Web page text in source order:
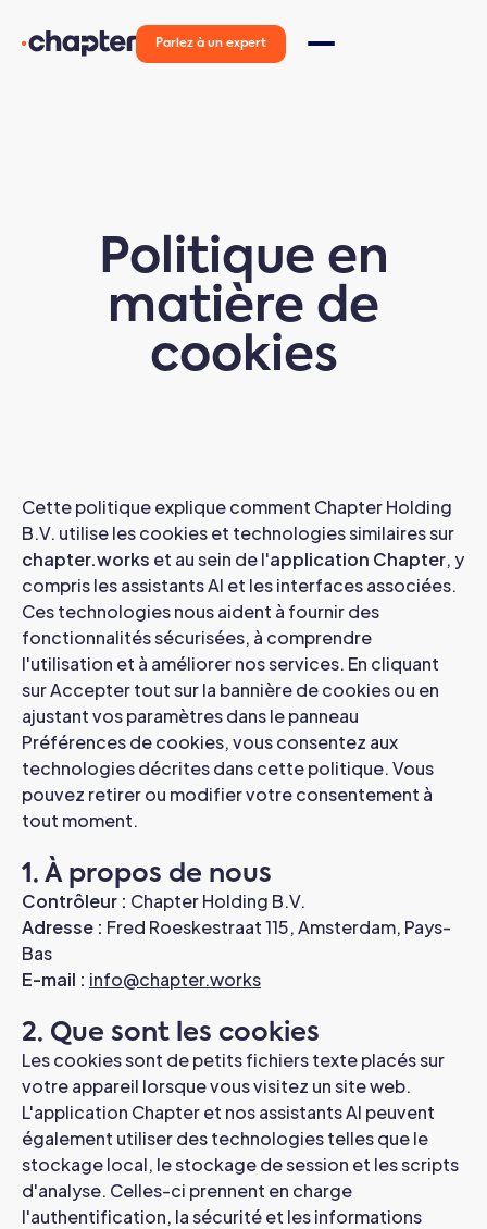
Parlez à un expert
Politique en
matière de
cookies
Cette politique explique comment Chapter Holding
B.V. utilise les cookies et technologies similaires sur
chapter.works et au sein de l'application Chapter, y
compris les assistants AI et les interfaces associées.
Ces technologies nous aident à fournir des
fonctionnalités sécurisées, à comprendre
l'utilisation et à améliorer nos services. En cliquant
sur Accepter tout sur la bannière de cookies ou en
ajustant vos paramètres dans le panneau
Préférences de cookies, vous consentez aux
technologies décrites dans cette politique. Vous
pouvez retirer ou modifier votre consentement à
tout moment.
1. À propos de nous
Contrôleur : Chapter Holding B.V.
Adresse : Fred Roeskestraat 115, Amsterdam, Pays-
Bas
E-mail : info@chapter.works
2. Que sont les cookies
Les cookies sont de petits fichiers texte placés sur
votre appareil lorsque vous visitez un site web.
L'application Chapter et nos assistants AI peuvent
également utiliser des technologies telles que le
stockage local, le stockage de session et les scripts
d'analyse. Celles-ci prennent en charge
l'authentification, la sécurité et les informations